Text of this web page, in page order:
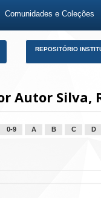
Comunidades e Coleções
REPOSITÓRIO
Autor Silva,
0-9 A B C D